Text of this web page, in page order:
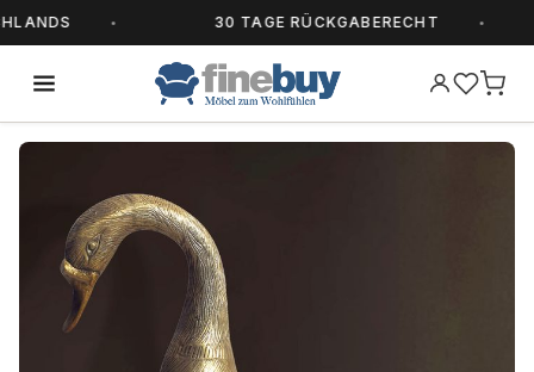
30 TAGE RÜCKGABERECHT